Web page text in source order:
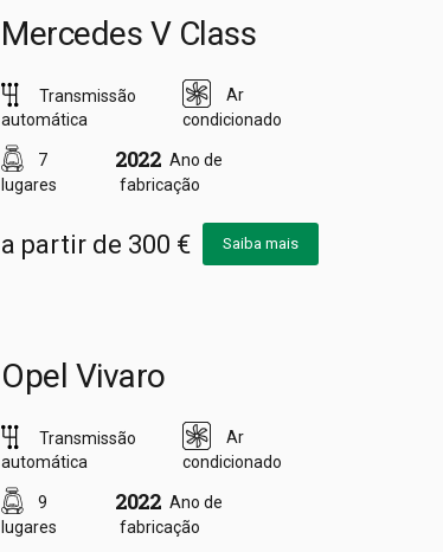
Mercedes V Class
Transmissão
automática
Ar
condicionado
7
lugares
2022 Ano de
fabricação
a partir de 300 € Saiba mais
Opel Vivaro
Transmissão
automática
Ar
condicionado
9
lugares
2022 Ano de
fabricação